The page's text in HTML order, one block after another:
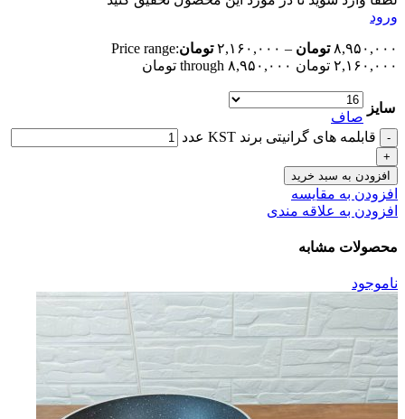
ورود
۸,۹۵۰,۰۰۰ تومان – ۲,۱۶۰,۰۰۰ تومانPrice range:
۲,۱۶۰,۰۰۰ تومان through ۸,۹۵۰,۰۰۰ تومان
سایز
صاف
قابلمه های گرانیتی برند KST عدد
افزودن به سبد خرید
افزودن به مقایسه
افزودن به علاقه مندی
محصولات مشابه
ناموجود